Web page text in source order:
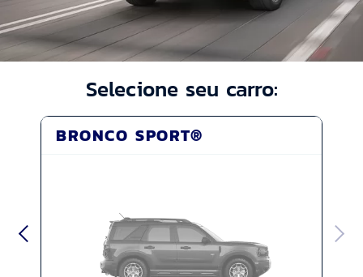
Selecione seu carro:
BRONCO SPORT®